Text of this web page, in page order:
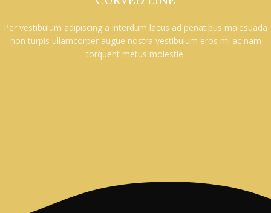
Per vestibulum adipiscing a interdum lacus ad penatibus malesuada
non turpis ullamcorper augue nostra vestibulum eros mi ac nam
torquent metus molestie.